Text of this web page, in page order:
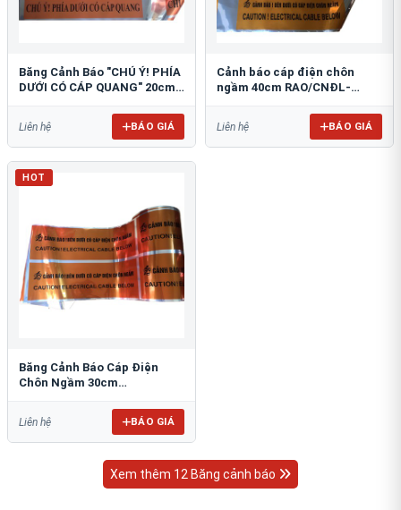
Băng Cảnh Báo "CHÚ Ý! PHÍA
DƯỚI CÓ CÁP QUANG" 20cm
Liên hệ BÁO GIÁ
Cảnh báo cáp điện chôn
ngầm 40cm RAO/CNĐL-
Liên hệ BÁO GIÁ
HOT
Băng Cảnh Báo Cáp Điện
Chôn Ngầm 30cm
Liên hệ BÁO GIÁ
Xem thêm 12 Băng cảnh báo